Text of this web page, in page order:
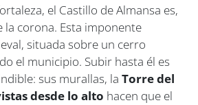
el Castillo de Almansa es,
la corona. Esta imponente
situada sobre un cerro
el municipio. Subir hasta él es
sus murallas, la Torre del
desde lo alto hacen que el